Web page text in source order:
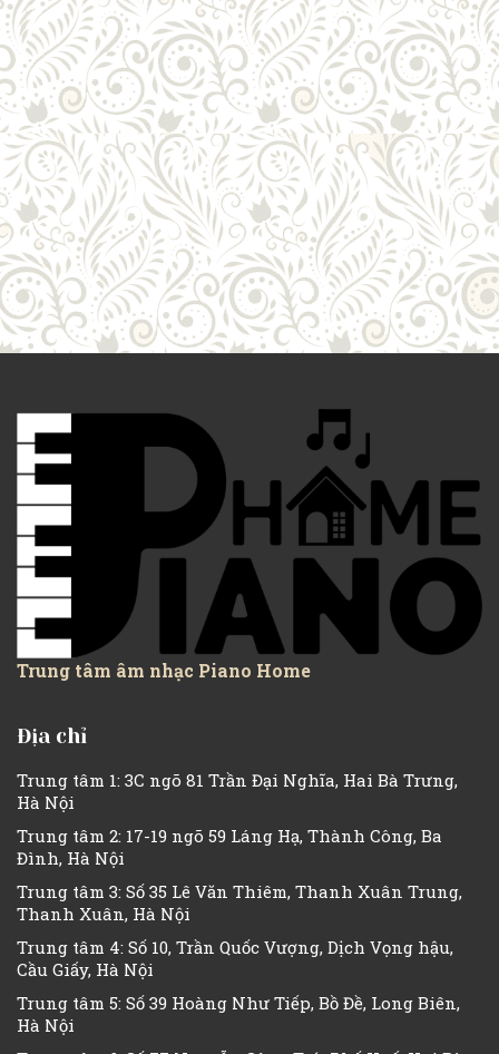
Trung tâm âm nhạc Piano Home
Địa chỉ
Trung tâm 1: 3C ngõ 81 Trần Đại Nghĩa, Hai Bà Trưng,
Hà Nội
Trung tâm 2: 17-19 ngõ 59 Láng Hạ, Thành Công, Ba
Đình, Hà Nội
Trung tâm 3: Số 35 Lê Văn Thiêm, Thanh Xuân Trung,
Thanh Xuân, Hà Nội
Trung tâm 4: Số 10, Trần Quốc Vượng, Dịch Vọng hậu,
Cầu Giấy, Hà Nội
Trung tâm 5: Số 39 Hoàng Như Tiếp, Bồ Đề, Long Biên,
Hà Nội